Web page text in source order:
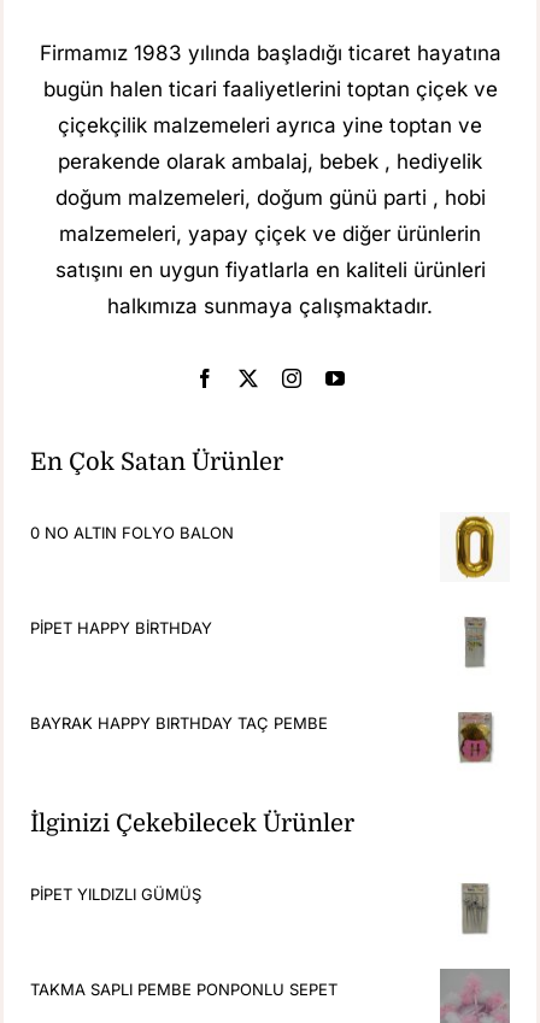
Firmamız 1983 yılında başladığı ticaret hayatına
bugün halen ticari faaliyetlerini toptan çiçek ve
çiçekçilik malzemeleri ayrıca yine toptan ve
perakende olarak ambalaj, bebek , hediyelik
doğum malzemeleri, doğum günü parti , hobi
malzemeleri, yapay çiçek ve diğer ürünlerin
satışını en uygun fiyatlarla en kaliteli ürünleri
halkımıza sunmaya çalışmaktadır.
En Çok Satan Ürünler
0 NO ALTIN FOLYO BALON
PİPET HAPPY BİRTHDAY
BAYRAK HAPPY BIRTHDAY TAÇ PEMBE
İlginizi Çekebilecek Ürünler
PİPET YILDIZLI GÜMÜŞ
TAKMA SAPLI PEMBE PONPONLU SEPET